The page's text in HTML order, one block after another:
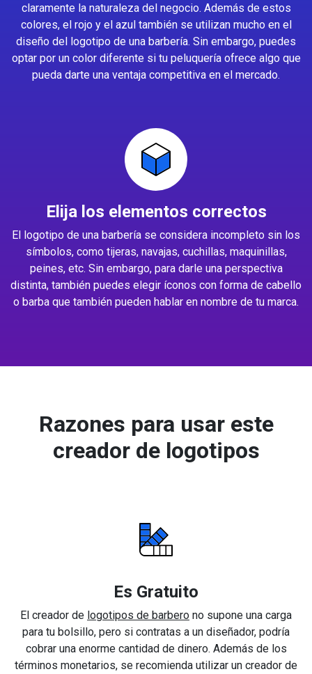
claramente la naturaleza del negocio. Además de estos
colores, el rojo y el azul también se utilizan mucho en el
diseño del logotipo de una barbería. Sin embargo, puedes
optar por un color diferente si tu peluquería ofrece algo que
pueda darte una ventaja competitiva en el mercado.
Elija los elementos correctos
El logotipo de una barbería se considera incompleto sin los
símbolos, como tijeras, navajas, cuchillas, maquinillas,
peines, etc. Sin embargo, para darle una perspectiva
distinta, también puedes elegir íconos con forma de cabello
o barba que también pueden hablar en nombre de tu marca.
Razones para usar este
creador de logotipos
Es Gratuito
El creador de logotipos de barbero no supone una carga
para tu bolsillo, pero si contratas a un diseñador, podría
cobrar una enorme cantidad de dinero. Además de los
términos monetarios, se recomienda utilizar un creador de